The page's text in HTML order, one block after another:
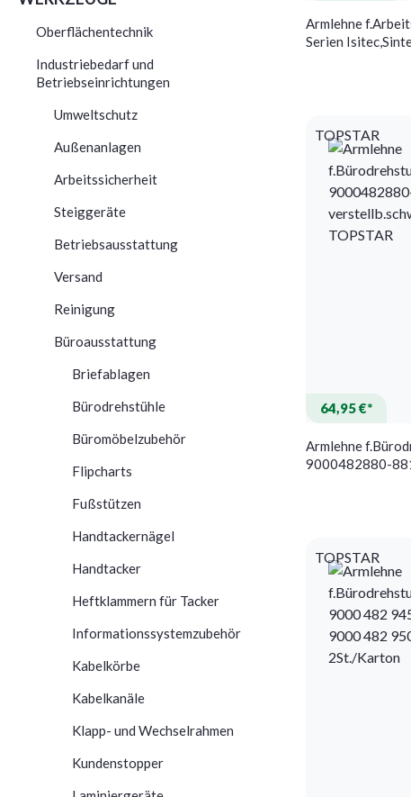
Oberflächentechnik
Industriebedarf und
Betriebseinrichtungen
Umweltschutz
Außenanlagen
Arbeitssicherheit
Steiggeräte
Betriebsausstattung
Versand
Reinigung
Büroausstattung
Briefablagen
Bürodrehstühle
Büromöbelzubehör
Flipcharts
Fußstützen
Handtackernägel
Handtacker
Heftklammern für Tacker
Informationssystemzubehör
Kabelkörbe
Kabelkanäle
Klapp- und Wechselrahmen
Kundenstopper
Armlehne
Serien
TOPSTAR
64,95 €*
Armlehne
9000482880-
TOPSTAR